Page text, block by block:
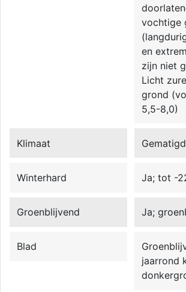
vochtige
en
zijn niet
Licht
grond
5,5-8,0)
Klimaat
Winterhard Ja; tot -
Groenblijvend Ja;
Blad
jaarrond